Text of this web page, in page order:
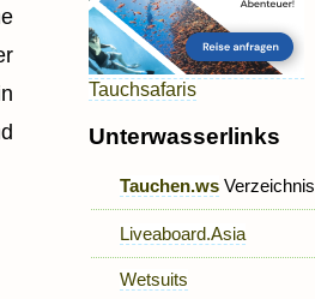
Tauchsafaris
Unterwasserlinks
Tauchen.ws Verzeichnis
Liveaboard.Asia
Wetsuits